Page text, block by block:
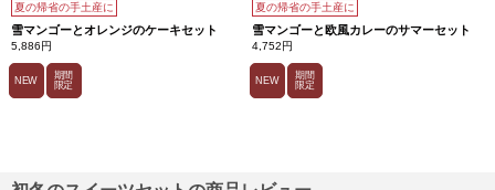
夏の帰省の手土産に
雪マンゴーとオレンジのケーキセット
5,886円
NEW
期間
限定
夏の帰省の手土産に
雪マンゴーと欧風カレーのサマーセット
4,752円
NEW
期間
限定